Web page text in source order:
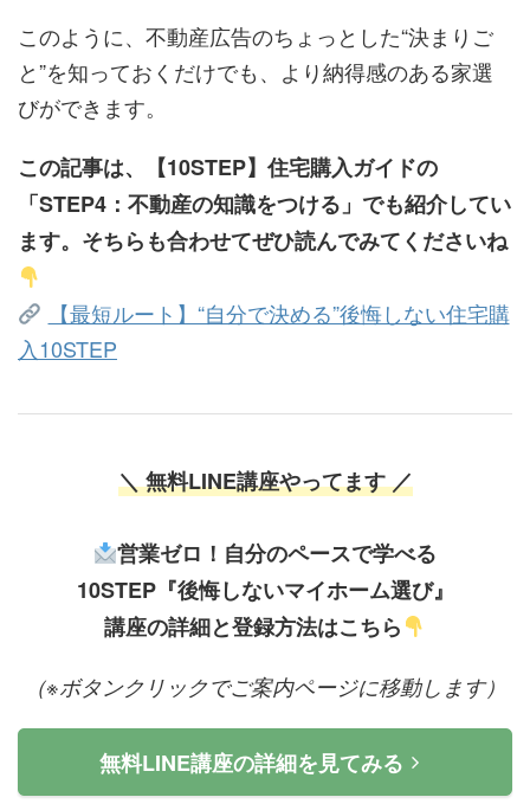
このように、不動産広告のちょっとした“決まりご
と”を知っておくだけでも、より納得感のある家選
びができます。
この記事は、【10STEP】住宅購入ガイドの
「STEP4：不動産の知識をつける」でも紹介してい
ます。そちらも合わせてぜひ読んでみてくださいね
【最短ルート】“自分で決める”後悔しない住宅購
入10STEP
＼ 無料LINE講座やってます ／
営業ゼロ！自分のペースで学べる
10STEP『後悔しないマイホーム選び』
講座の詳細と登録方法はこちら
（※ボタンクリックでご案内ページに移動します）
無料LINE講座の詳細を見てみる